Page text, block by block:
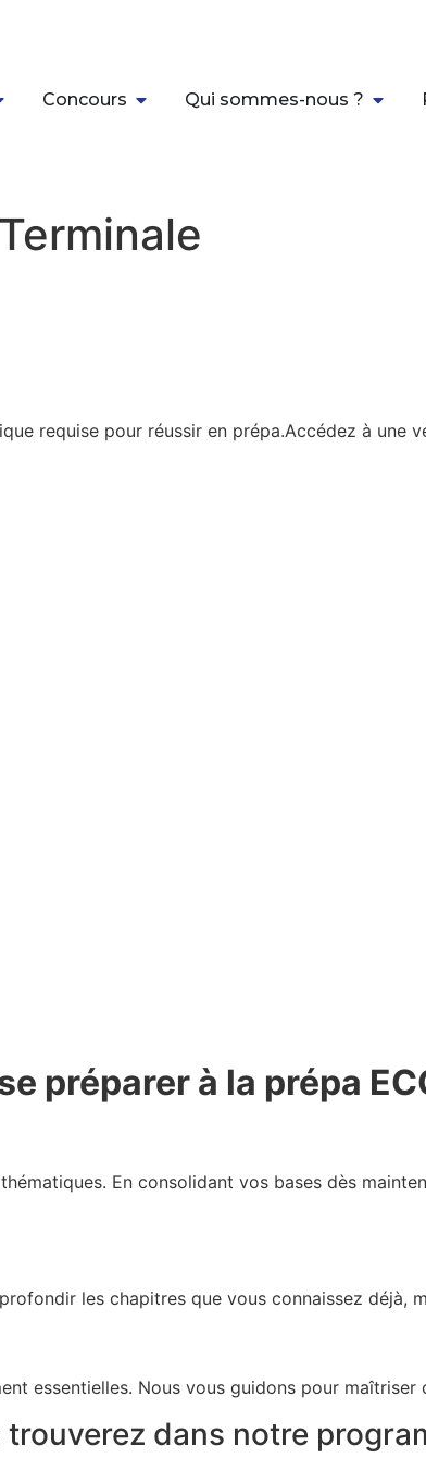
Concours Qui sommes-nous ?
requise pour réussir en prépa.Accédez à une
préparer à la prépa
En consolidant vos bases dès
les chapitres que vous connaissez déjà,
essentielles. Nous vous guidons pour maîtriser
trouverez dans notre